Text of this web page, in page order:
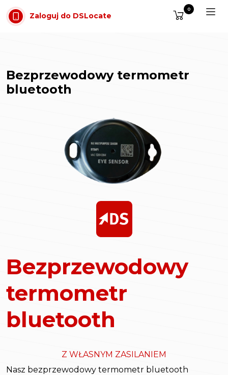
Przejdź do treści
Zaloguj do DSLocate
0
Bezprzewodowy termometr
bluetooth
Bezprzewodowy
termometr
bluetooth
Z WŁASNYM ZASILANIEM
Nasz bezprzewodowy termometr bluetooth